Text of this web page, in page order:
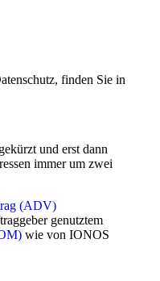
finden Sie in
und erst dann
immer um zwei
(ADV)
genutztem
wie von IONOS